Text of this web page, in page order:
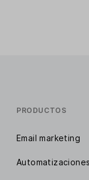
PRODUCTOS
Email marketing
Automatizaciones